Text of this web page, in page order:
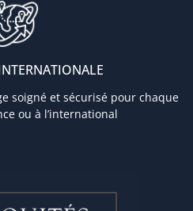
soigné et sécurisé pour chaque
ou à l’international